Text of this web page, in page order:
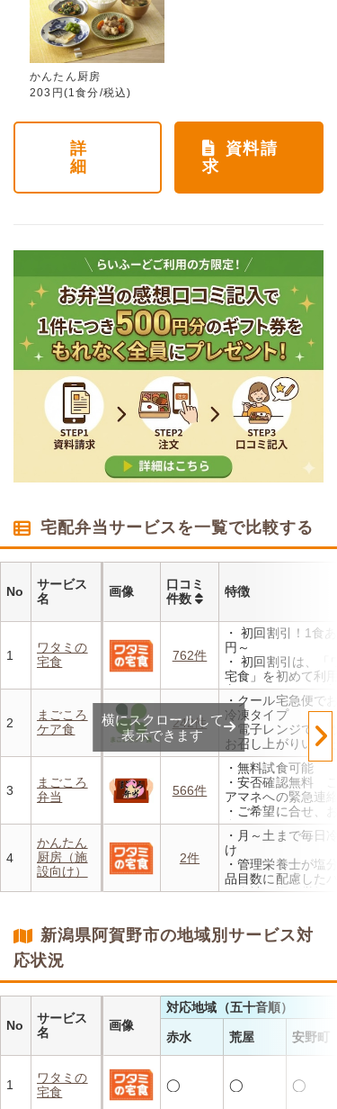
かんたん厨房
203円(1食分/税込)
詳
細
資料請
求
宅配弁当サービスを一覧で比較する
No
サービス
名
画像
口コミ
件数
特徴
1
ワタミの
宅食
762件
・ 初回割引！1食
円～
・ 初回割引は、「
宅食」を初めて利用
方、または6か月以
お休みされている
なります。※「好い
ず」「好い日の御
外
・香り、風味、食
るよう冷蔵でお届け
・日替わりの献立
らご利用可能
2
まごころ
ケア食
242件
・クール宅急便で
冷凍タイプ
・電子レンジで温
お召し上がりいただ
・メニューの組み
理栄養士にお任せ
・定期は通常価格
んと20％OFF！
3
まごころ
弁当
566件
・無料試食可能
・安否確認無料 ご
アマネへの緊急連絡
・ご希望に合せ、
食、アレルギーに無
・1回だけ、1食だ
もOK
4
かんたん
厨房（施
設向け）
2件
・月～土まで毎日
け
・管理栄養士が塩
品目数に配慮した
・自社工場で厳格
減を実現！温める
横にスクロールして
表示できます
新潟県阿賀野市の地域別サービス対
応状況
No
サービス
名
画像
対応地域（五十音順）
赤水 荒屋 安野町
1
ワタミの
宅食
◯ ◯ ◯